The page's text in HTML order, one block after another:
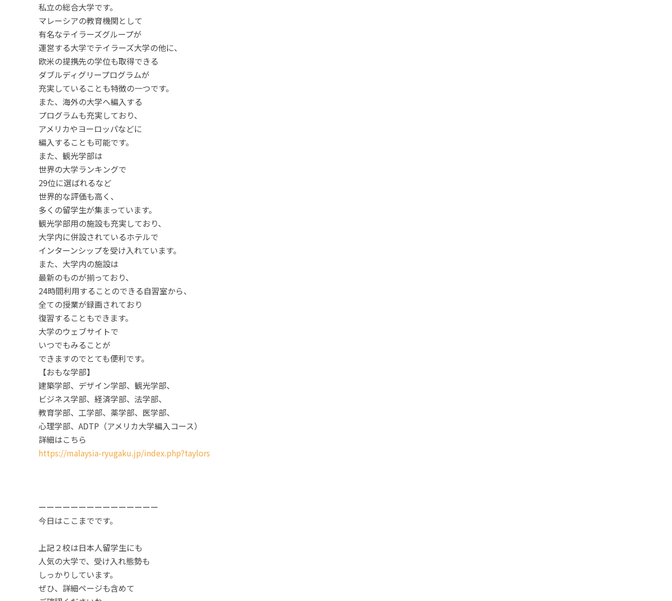
私立の総合大学です。
マレーシアの教育機関として
有名なテイラーズグループが
運営する大学でテイラーズ大学の他に、
欧米の提携先の学位も取得できる
ダブルディグリープログラムが
充実していることも特徴の一つです。
また、海外の大学へ編入する
プログラムも充実しており、
アメリカやヨーロッパなどに
編入することも可能です。
また、観光学部は
世界の大学ランキングで
29位に選ばれるなど
世界的な評価も高く、
多くの留学生が集まっています。
観光学部用の施設も充実しており、
大学内に併設されているホテルで
インターンシップを受け入れています。
また、大学内の施設は
最新のものが揃っており、
24時間利用することのできる自習室から、
全ての授業が録画されており
復習することもできます。
大学のウェブサイトで
いつでもみることが
できますのでとても便利です。
【おもな学部】
建築学部、デザイン学部、観光学部、
ビジネス学部、経済学部、法学部、
教育学部、工学部、薬学部、医学部、
心理学部、ADTP（アメリカ大学編入コース）
詳細はこちら
https://malaysia-ryugaku.jp/index.php?taylors
ーーーーーーーーーーーーーーー
今日はここまでです。
上記２校は日本人留学生にも
人気の大学で、受け入れ態勢も
しっかりしています。
ぜひ、詳細ページも含めて